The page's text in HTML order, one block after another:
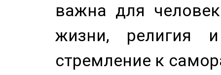
важна для
жизни, религия
стремление к